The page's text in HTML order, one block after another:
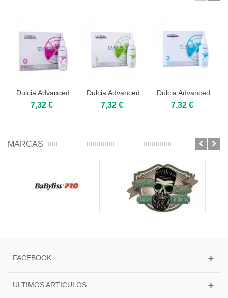
Dulcia Advanced
nº0 Loreal 75ml
7,32 €
Dulcia Advanced
nº1 Loreal 75ml
7,32 €
Dulcia Advanced
nº2 Loreal 75ml
7,32 €
MARCAS
FACEBOOK
ULTIMOS ARTICULOS